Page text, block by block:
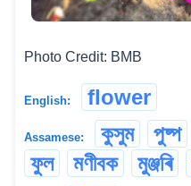
Photo Credit: BMB
English: flower
Assamese: কুসুম পুষ্প
ফুল
মণীবক মুঞ্জৰি